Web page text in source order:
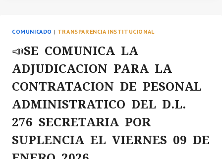
CURSOS
VIRTUALES
PARA
DOCENTES
TODAS
LAS
INSTITUCIONES
EDUCATIVAS.
COMUNICADO | TRANSPARENCIA INSTITUCIONAL
📣SE COMUNICA LA
ADJUDICACION PARA LA
CONTRATACION DE PESONAL
ADMINISTRATICO DEL D.L.
276 SECRETARIA POR
SUPLENCIA EL VIERNES 09 DE